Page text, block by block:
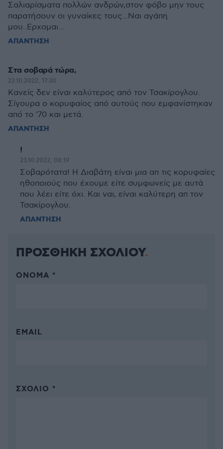
Σαλιαρίσματα πολλών ανδρών,στον φόβο μην τους
παρατήσουν οι γυναίκες τους...Ναι αγάπη
μου..Ερχομαι...
ΑΠΑΝΤΗΣΗ
Στα σοβαρά τώρα,
22.10.2022, 17:30
Κανείς δεν είναι καλύτερος από τον Τσακίρογλου.
Σίγουρα ο κορυφαίος από αυτούς που εμφανίστηκαν
από το '70 και μετά.
ΑΠΑΝΤΗΣΗ
!
23.10.2022, 08:19
Σοβαρότατα! Η Διαβάτη είναι μια απ τις κορυφαίες
ηθοποιούς που έχουμε είτε συμφωνείς με αυτά
που λέει είτε όχι. Και ναι, είναι καλύτερη απ τον
Τσακίρογλου.
ΑΠΑΝΤΗΣΗ
ΠΡΟΣΘΗΚΗ ΣΧΟΛΙΟΥ
ΌΝΟΜΑ *
EMAIL
ΣΧΌΛΙΟ *